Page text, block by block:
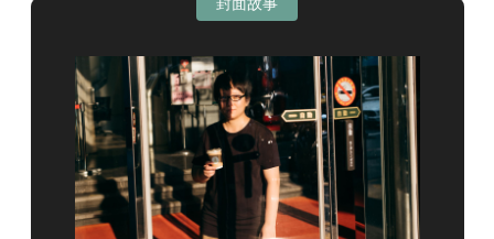
封面故事